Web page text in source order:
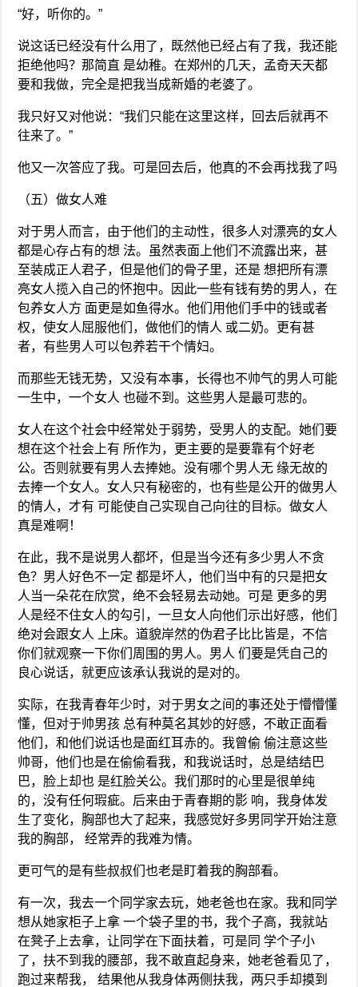
“好，听你的。”
说这话已经没有什么用了，既然他已经占有了我，我还能
拒绝他吗？那简直 是幼稚。在郑州的几天，孟奇天天都
要和我做，完全是把我当成新婚的老婆了。
我只好又对他说：“我们只能在这里这样，回去后就再不
往来了。”
他又一次答应了我。可是回去后，他真的不会再找我了吗
（五）做女人难
对于男人而言，由于他们的主动性，很多人对漂亮的女人
都是心存占有的想 法。虽然表面上他们不流露出来，甚
至装成正人君子，但是他们的骨子里，还是 想把所有漂
亮女人揽入自己的怀抱中。因此一些有钱有势的男人，在
包养女人方 面更是如鱼得水。他们用他们手中的钱或者
权，使女人屈服他们，做他们的情人 或二奶。更有甚
者，有些男人可以包养若干个情妇。
而那些无钱无势，又没有本事，长得也不帅气的男人可能
一生中，一个女人 也碰不到。这些男人是最可悲的。
女人在这个社会中经常处于弱势，受男人的支配。她们要
想在这个社会上有 所作为，更主要的是要靠有个好老
公。否则就要有男人去捧她。没有哪个男人无 缘无故的
去捧一个女人。女人只有秘密的，也有些是公开的做男人
的情人，才有 可能使自己实现自己向往的目标。做女人
真是难啊！
在此，我不是说男人都坏，但是当今还有多少男人不贪
色？男人好色不一定 都是坏人，他们当中有的只是把女
人当一朵花在欣赏，绝不会轻易去动她。可是 更多的男
人是经不住女人的勾引，一旦女人向他们示出好感，他们
绝对会跟女人 上床。道貌岸然的伪君子比比皆是，不信
你们就观察一下你们周围的男人。男人 们要是凭自己的
良心说话，就更应该承认我说的是对的。
实际，在我青春年少时，对于男女之间的事还处于懵懵懂
懂，但对于帅男孩 总有种莫名其妙的好感，不敢正面看
他们，和他们说话也是面红耳赤的。我曾偷 偷注意这些
帅哥，他们也是在偷偷看我，和我说话时，总是结结巴
巴，脸上却也 是红脸关公。我们那时的心里是很单纯
的，没有任何瑕疵。后来由于青春期的影 响，我身体发
生了变化，胸部也大了起来，我感觉好多男同学开始注意
我的胸部， 经常弄的我难为情。
更可气的是有些叔叔们也老是盯着我的胸部看。
有一次，我去一个同学家去玩，她老爸也在家。我和同学
想从她家柜子上拿 一个袋子里的书，我个子高，我就站
在凳子上去拿，让同学在下面扶着，可是同 学个子小
了，扶不到我的腰部，我不敢直起身来，她老爸看见了，
跑过来帮我， 结果他从我身体两侧扶我，两只手却摸到